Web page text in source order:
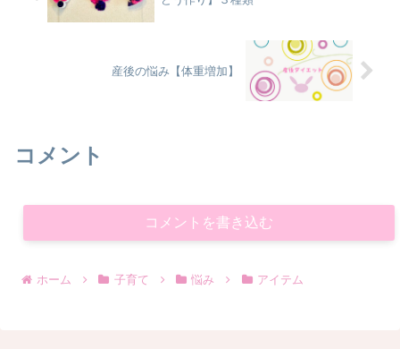
産後の悩み【体重増加】
コメント
コメントを書き込む
ホーム 子育て 悩み アイテム